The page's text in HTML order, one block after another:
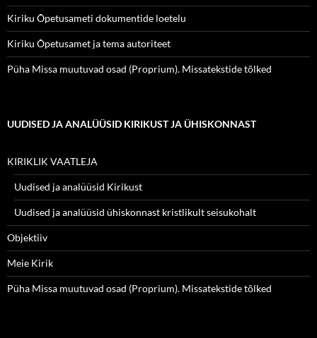
Kiriku Õpetusameti dokumentide loetelu
Kiriku Õpetusamet ja tema autoriteet
Püha Missa muutuvad osad (Proprium). Missatekstide tõlked
UUDISED JA ANALÜÜSID KIRIKUST JA ÜHISKONNAST
KIRIKLIK VAATLEJA
Uudised ja analüüsid Kirikust
Uudised ja analüüsid ühiskonnast kristlikult seisukohalt
Objektiiv
Meie Kirik
Püha Missa muutuvad osad (Proprium). Missatekstide tõlked